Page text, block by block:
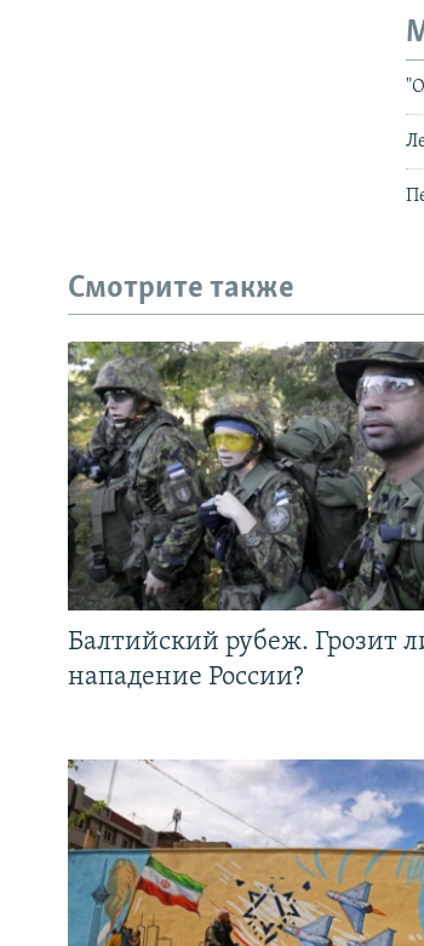
Смотрите также
Балтийский рубеж. Грозит
нападение России?